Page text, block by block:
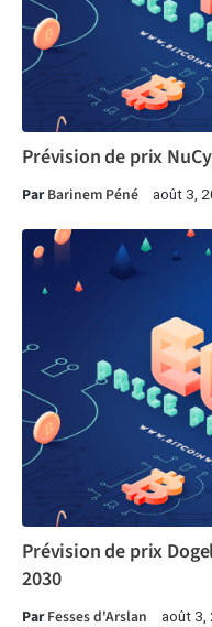
Prévision de prix
ParBarinem Péné août 3,
Prévision de prix
2030
ParFesses d'Arslan août 3,